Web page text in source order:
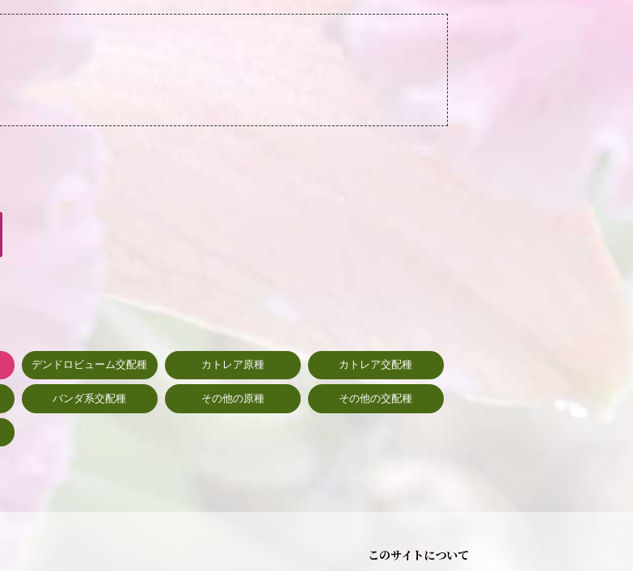
デンドロビューム交配種 カトレア原種 カトレア交配種
バンダ系交配種 その他の原種 その他の交配種
このサイトについて